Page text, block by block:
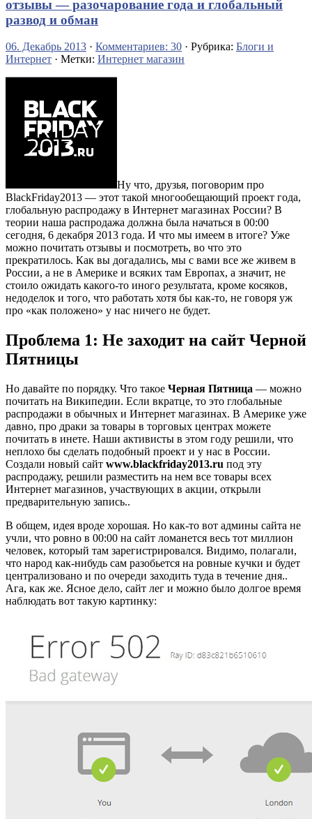
отзывы — разочарование года и глобальный
развод и обман
06. Декабрь 2013 · Комментариев: 30 · Рубрика: Блоги и
Интернет · Метки: Интернет магазин
Ну что, друзья, поговорим про
BlackFriday2013 — этот такой многообещающий проект года,
глобальную распродажу в Интернет магазинах России? В
теории наша распродажа должна была начаться в 00:00
сегодня, 6 декабря 2013 года. И что мы имеем в итоге? Уже
можно почитать отзывы и посмотреть, во что это
прекратилось. Как вы догадались, мы с вами все же живем в
России, а не в Америке и всяких там Европах, а значит, не
стоило ожидать какого-то иного результата, кроме косяков,
недоделок и того, что работать хотя бы как-то, не говоря уж
про «как положено» у нас ничего не будет.
Проблема 1: Не заходит на сайт Черной
Пятницы
Но давайте по порядку. Что такое Черная Пятница — можно
почитать на Википедии. Если вкратце, то это глобальные
распродажи в обычных и Интернет магазинах. В Америке уже
давно, про драки за товары в торговых центрах можете
почитать в инете. Наши активисты в этом году решили, что
неплохо бы сделать подобный проект и у нас в России.
Создали новый сайт www.blackfriday2013.ru под эту
распродажу, решили разместить на нем все товары всех
Интернет магазинов, участвующих в акции, открыли
предварительную запись..
В общем, идея вроде хорошая. Но как-то вот админы сайта не
учли, что ровно в 00:00 на сайт ломанется весь тот миллион
человек, который там зарегистрировался. Видимо, полагали,
что народ как-нибудь сам разобьется на ровные кучки и будет
централизовано и по очереди заходить туда в течение дня..
Ага, как же. Ясное дело, сайт лег и можно было долгое время
наблюдать вот такую картинку: